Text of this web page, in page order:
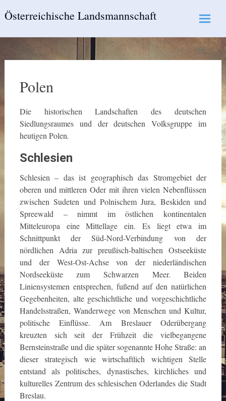
toÖsterreichische Landsmannschaft
Polen
Die historischen Landschaften des deutschen
Siedlungsraumes und der deutschen Volksgruppe im
heutigen Polen.
Schlesien
Schlesien – das ist geographisch das Stromgebiet der
oberen und mittleren Oder mit ihren vielen Nebenflüssen
zwischen Sudeten und Polnischem Jura, Beskiden und
Spreewald – nimmt im östlichen kontinentalen
Mitteleuropa eine Mittellage ein. Es liegt etwa im
Schnittpunkt der Süd-Nord-Verbindung von der
nördlichen Adria zur preußisch-baltischen Ostseeküste
und der West-Ost-Achse von der niederländischen
Nordseeküste zum Schwarzen Meer. Beiden
Liniensystemen entsprechen, fußend auf den natürlichen
Gegebenheiten, alte geschichtliche und vorgeschichtliche
Handelsstraßen, Wanderwege von Menschen und Kultur,
politische Einflüsse. Am Breslauer Oderübergang
kreuzten sich seit der Frühzeit die vielbegangene
Bernsteinstraße und die später sogenannte Hohe Straße: an
dieser strategisch wie wirtschaftlich wichtigen Stelle
entstand als politisches, dynastisches, kirchliches und
kulturelles Zentrum des schlesischen Oderlandes die Stadt
Breslau.